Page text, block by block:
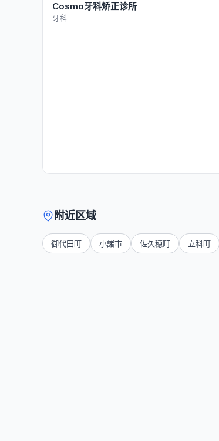
Cosmo牙科矫正诊所
牙科
附近区域
御代田町 小諸市 佐久穂町 立科町